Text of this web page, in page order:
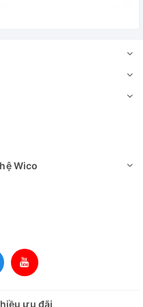
(khoảng 10 - 180 lần trên
50mm (DIA)
Wico
ưu đãi